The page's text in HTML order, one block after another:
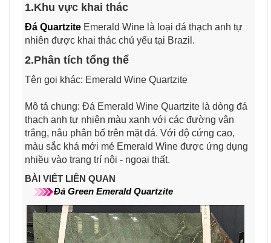
1.Khu vực khai thác
Đá Quartzite Emerald Wine là loại đá thạch anh tự
nhiên được khai thác chủ yếu tại Brazil.
2.Phân tích tổng thể
Tên gọi khác: Emerald Wine Quartzite
Mô tả chung: Đá Emerald Wine Quartzite là dòng đá
thạch anh tự nhiên màu xanh với các đường vân
trắng, nâu phân bố trên mặt đá. Với độ cứng cao,
màu sắc khá mới mẻ Emerald Wine được ứng dụng
nhiều vào trang trí nội - ngoại thất.
BÀI VIẾT LIÊN QUAN
Đá Green Emerald Quartzite